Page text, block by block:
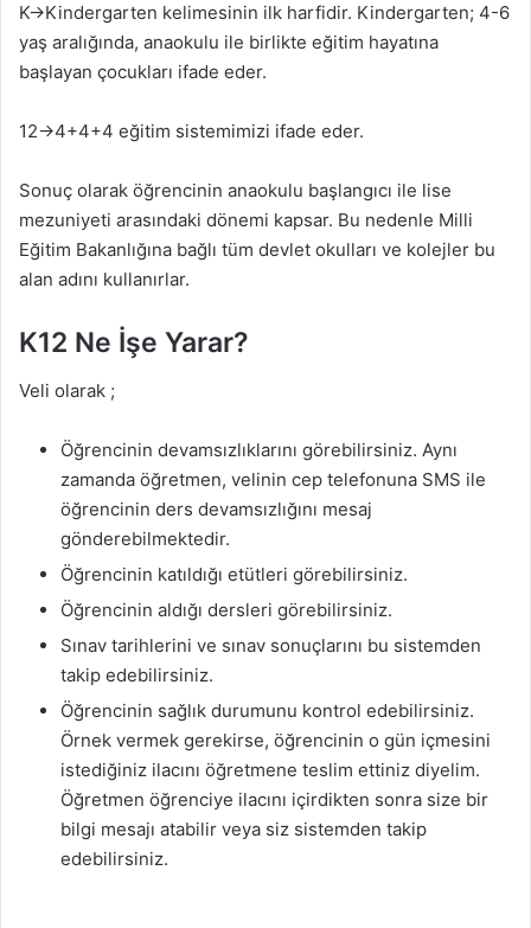
K→Kindergarten kelimesinin ilk harfidir. Kindergarten; 4-6
yaş aralığında, anaokulu ile birlikte eğitim hayatına
başlayan çocukları ifade eder.
12→4+4+4 eğitim sistemimizi ifade eder.
Sonuç olarak öğrencinin anaokulu başlangıcı ile lise
mezuniyeti arasındaki dönemi kapsar. Bu nedenle Milli
Eğitim Bakanlığına bağlı tüm devlet okulları ve kolejler bu
alan adını kullanırlar.
K12 Ne İşe Yarar?
Veli olarak ;
Öğrencinin devamsızlıklarını görebilirsiniz. Aynı
zamanda öğretmen, velinin cep telefonuna SMS ile
öğrencinin ders devamsızlığını mesaj
gönderebilmektedir.
Öğrencinin katıldığı etütleri görebilirsiniz.
Öğrencinin aldığı dersleri görebilirsiniz.
Sınav tarihlerini ve sınav sonuçlarını bu sistemden
takip edebilirsiniz.
Öğrencinin sağlık durumunu kontrol edebilirsiniz.
Örnek vermek gerekirse, öğrencinin o gün içmesini
istediğiniz ilacını öğretmene teslim ettiniz diyelim.
Öğretmen öğrenciye ilacını içirdikten sonra size bir
bilgi mesajı atabilir veya siz sistemden takip
edebilirsiniz.